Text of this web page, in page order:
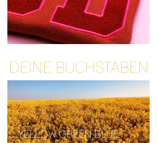
DEINE BUCHSTABEN
YELLOW GREEN BLUE